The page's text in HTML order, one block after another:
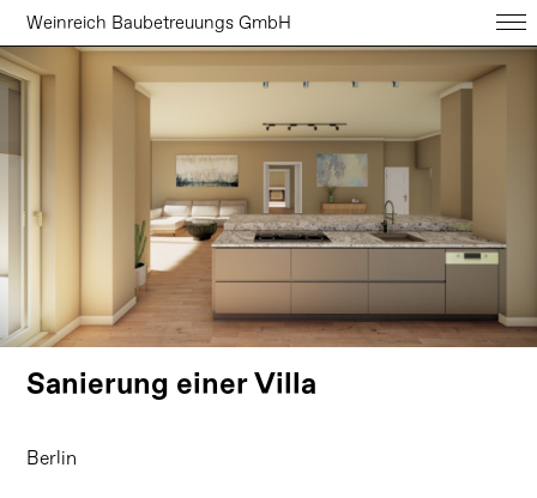
Weinreich Baubetreuungs GmbH
Sanierung einer Villa
Berlin